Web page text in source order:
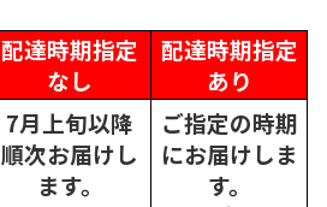
配達時期指定
なし
配達時期指定
あり
7月上旬以降
順次お届けし
ます。
ご指定の時期
にお届けしま
す。